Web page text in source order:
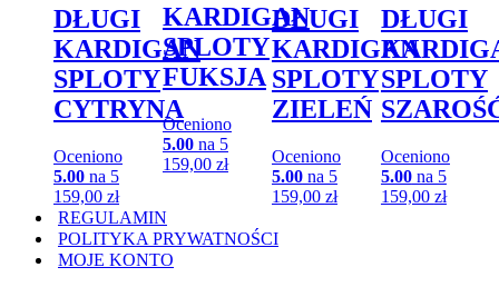
DŁUGI
KARDIGAN
SPLOTY
CYTRYNA
Oceniono
5.00 na 5
159,00 zł
KARDIGAN
SPLOTY
FUKSJA
Oceniono
5.00na 5
159,00 zł
DŁUGI
KARDIGAN
SPLOTY
ZIELEŃ
Oceniono
5.00na 5
159,00 zł
DŁUGI
SPLOTY
Oceniono
5.00na 5
159,00 zł
REGULAMIN
POLITYKA PRYWATNOŚCI
MOJE KONTO